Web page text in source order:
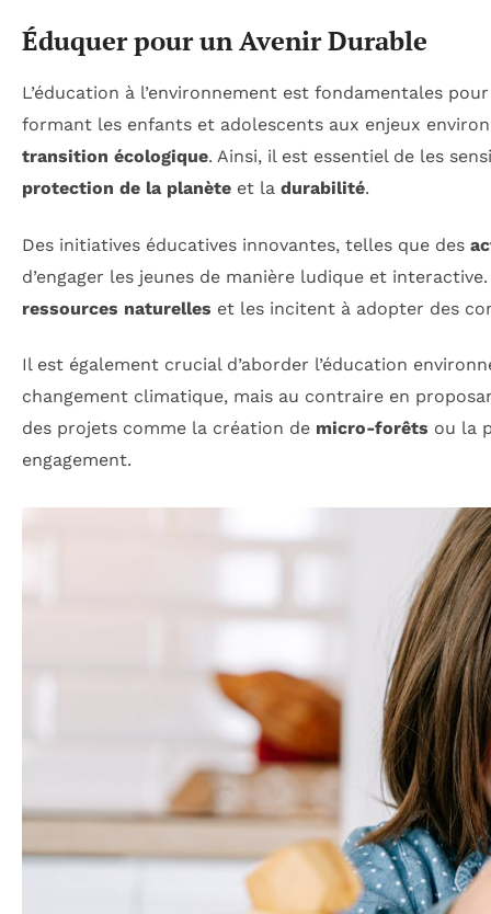
Éduquer pour un Avenir Durable
L’éducation à l’environnement est fondamentales
formant les enfants et adolescents aux enjeux
transition écologique. Ainsi, il est essentiel de les
protection de la planète et la durabilité.
Des initiatives éducatives innovantes, telles que des
d’engager les jeunes de manière ludique et
ressources naturelles et les incitent à adopter des
Il est également crucial d’aborder l’éducation
changement climatique, mais au contraire en
des projets comme la création de micro-forêts ou la
engagement.